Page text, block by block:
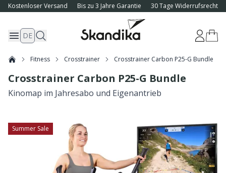
Kostenloser Versand Bis zu 3 Jahre Garantie 30 Tage Widerrufsrecht
DE
Fitness Crosstrainer Crosstrainer Carbon P25-G Bundle
Crosstrainer Carbon P25-G Bundle
Kinomap im Jahresabo und Eigenantrieb
Summer Sale